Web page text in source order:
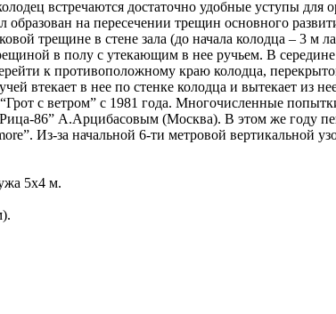
встречаются достаточно удобные уступы для
на пересечении трещин основного
трещине в стене зала (до начала колодца – 3 м
в полу с утекающим в нее ручьем. В
к противоположному краю колодца,
втекает в нее по стенке колодца и вытекает
с ветром” с 1981 года. Многочисленные
86” А.Арцибасовым (Москва). В этом же году
Из-за начальной 6-ти метровой вертикальной
5x4 м.